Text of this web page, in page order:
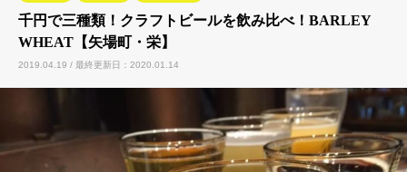
千円で三種類！クラフトビールを飲み比べ！BARLEY
WHEAT【矢場町・栄】
2019.04.19 / 最終更新日：2020.01.14